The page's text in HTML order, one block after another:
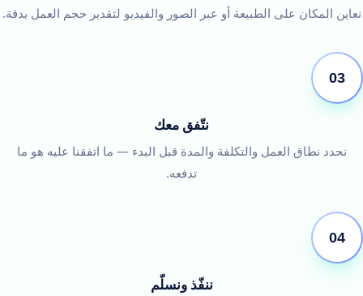
نعاين المكان على الطبيعة أو عبر الصور والفيديو لتقدير حجم العمل بدقة.
03
نتّفق معك
نحدد نطاق العمل والتكلفة والمدة قبل البدء — ما اتفقنا عليه هو ما
تدفعه.
04
ننفّذ ونسلّم